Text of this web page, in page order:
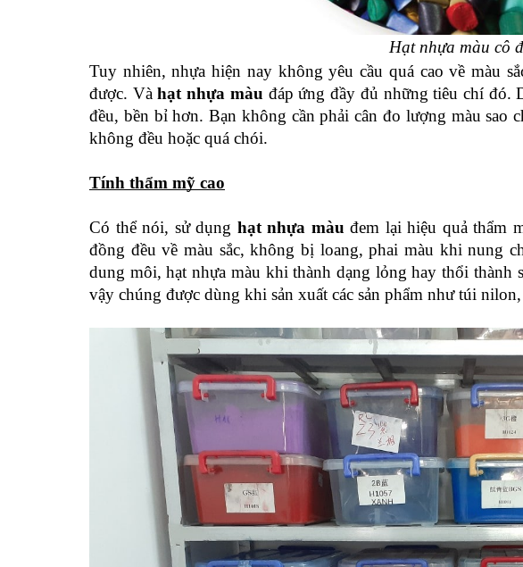
Hạt nhựa màu cô
Tuy nhiên, nhựa hiện nay không yêu cầu quá cao về màu
được. Và hạt nhựa màu đáp ứng đầy đủ những tiêu chí đó.
đều, bền bỉ hơn. Bạn không cần phải cân đo lượng màu sao
không đều hoặc quá chói.
Tính thẩm mỹ cao
Có thể nói, sử dụng hạt nhựa màu đem lại hiệu quả thẩm
đồng đều về màu sắc, không bị loang, phai màu khi nung
dung môi, hạt nhựa màu khi thành dạng lỏng hay thổi thành
vậy chúng được dùng khi sản xuất các sản phẩm như túi